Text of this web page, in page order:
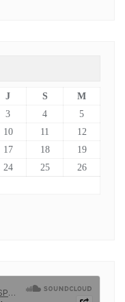
J S
M
3 4
5
10 11
12
17 18
19
24 25
26